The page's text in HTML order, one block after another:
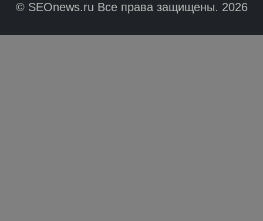
© SEOnews.ru Все права защищены. 2026